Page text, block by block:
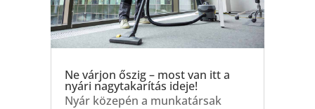
Ne várjon őszig – most van itt a
nyári nagytakarítás ideje!
Nyár közepén a munkatársak